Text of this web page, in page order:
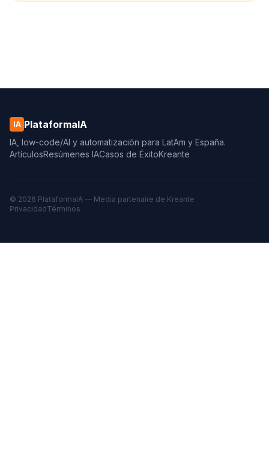
IA PlataformaIA
IA, low-code/AI y automatización para LatAm y España.
ArtículosResúmenes IACasos de ÉxitoKreante
© 2026 PlataformaIA — Media partenaire de Kreante
PrivacidadTérminos